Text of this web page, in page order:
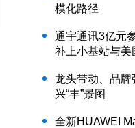
模化路径
通宇通讯3亿元
补上小基站与美
龙头带动、品
兴“丰”景图
全新HUAWEI